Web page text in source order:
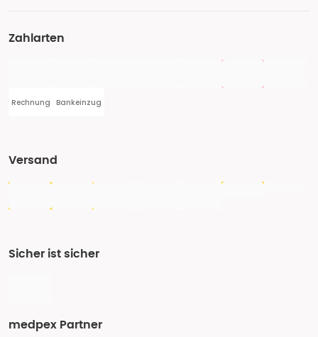
Zahlarten
Rechnung Bankeinzug
Versand
Sicher ist sicher
medpex Partner